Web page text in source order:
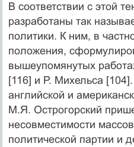
В соответствии с этой
разработаны так
политики. К ним, в
положения,
вышеупомянутых
[116] и Р. Михельса
английской и
М.Я. Острогорский
несовместимости
политической партии и